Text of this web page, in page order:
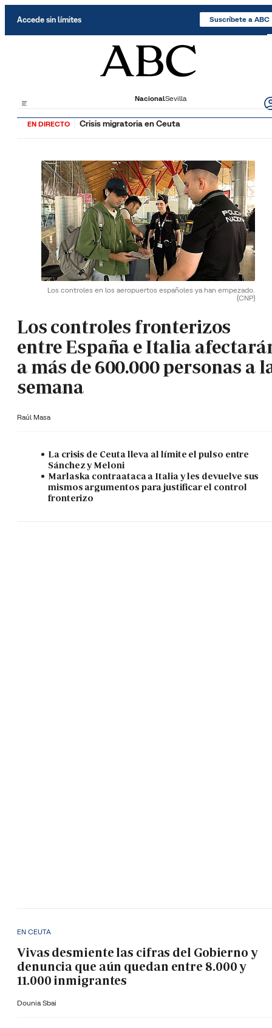
Accede sin límites Suscríbete a ABC
NacionalSevilla
EN DIRECTO Crisis migratoria en Ceuta
Los controles en los aeropuertos españoles ya han empezado.
(CNP)
Los controles fronterizos
entre España e Italia
a más de 600.000 personas a
semana
Raúl Masa
La crisis de Ceuta lleva al límite el pulso entre
Sánchez y Meloni
Marlaska contraataca a Italia y les devuelve sus
mismos argumentos para justificar el control
fronterizo
EN CEUTA
Vivas desmiente las cifras del Gobierno y
denuncia que aún quedan entre 8.000 y
11.000 inmigrantes
Dounia Sbai